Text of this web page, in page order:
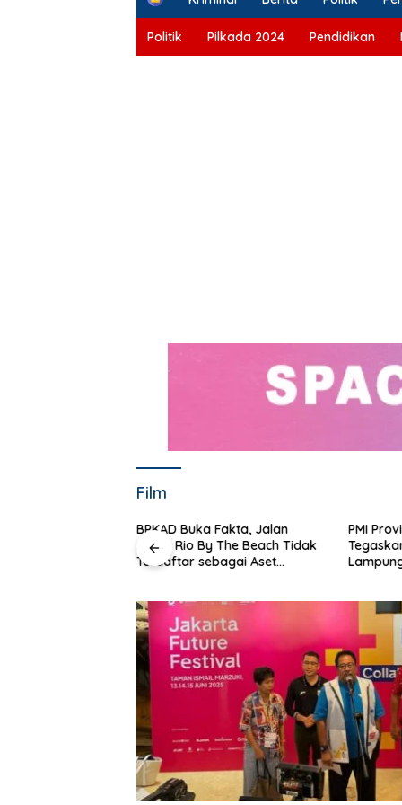
m
e
Politik Pilkada 2024 Pendidikan
Film
BPKAD Buka Fakta, Jalan
Akses Rio By The Beach Tidak
Terdaftar sebagai Aset
PMI